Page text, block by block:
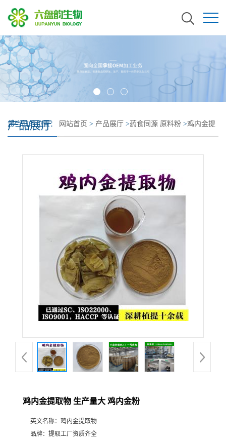
产品展厅
您当前的位置： 网站首页 > 产品展厅 >药食同源 原料粉 >鸡内金提
鸡内金提取物 生产量大 鸡内金粉
英文名称： 鸡内金提取物
品牌： 提取工厂资质齐全